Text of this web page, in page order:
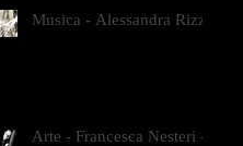
Musica - Alessandra Rizzo
Arte - Francesca Nesteri -